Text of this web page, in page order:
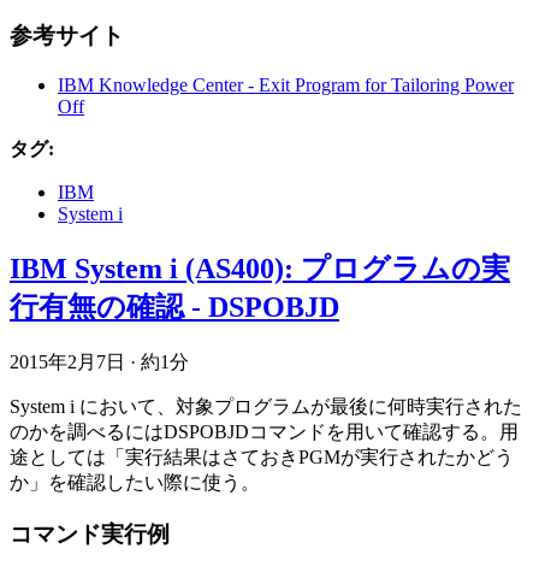
参考サイト
IBM Knowledge Center - Exit Program for Tailoring Power
Off
タグ:
IBM
System i
IBM System i (AS400): プログラムの実
行有無の確認 - DSPOBJD
2015年2月7日 · 約1分
System i において、対象プログラムが最後に何時実行された
のかを調べるにはDSPOBJDコマンドを用いて確認する。用
途としては「実行結果はさておきPGMが実行されたかどう
か」を確認したい際に使う。
コマンド実行例